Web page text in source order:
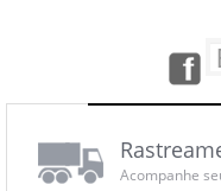
Acompanhe